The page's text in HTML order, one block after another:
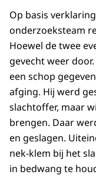
Op basis
onderzoeksteam
Hoewel de twee
gevecht weer
een schop
afging. Hij werd
slachtoffer, maar
brengen. Daar
en geslagen.
nek-klem bij het
in bedwang te